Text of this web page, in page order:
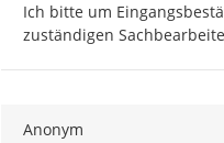
Ich bitte um
zuständigen
Anonym